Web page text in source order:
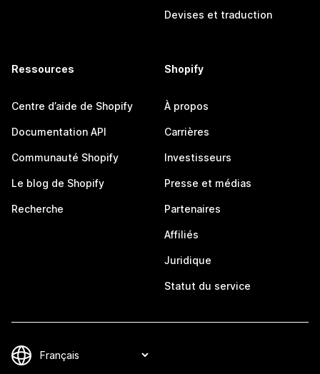
Devises et traduction
Ressources
Centre d’aide de Shopify
Documentation API
Communauté Shopify
Le blog de Shopify
Recherche
Shopify
À propos
Carrières
Investisseurs
Presse et médias
Partenaires
Affiliés
Juridique
Statut du service